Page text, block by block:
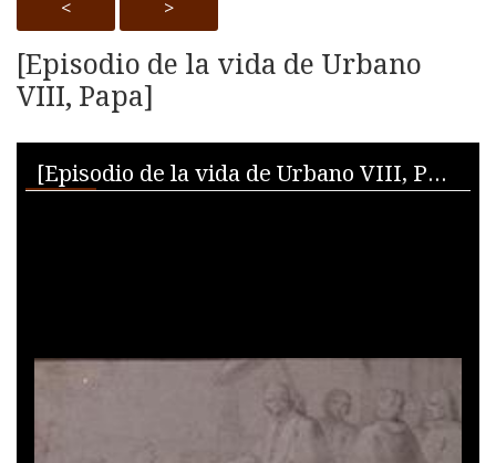
< >
[Episodio de la vida de Urbano
VIII, Papa]
Media Viewer [Episodio de la vida de Urbano VIII, Papa]